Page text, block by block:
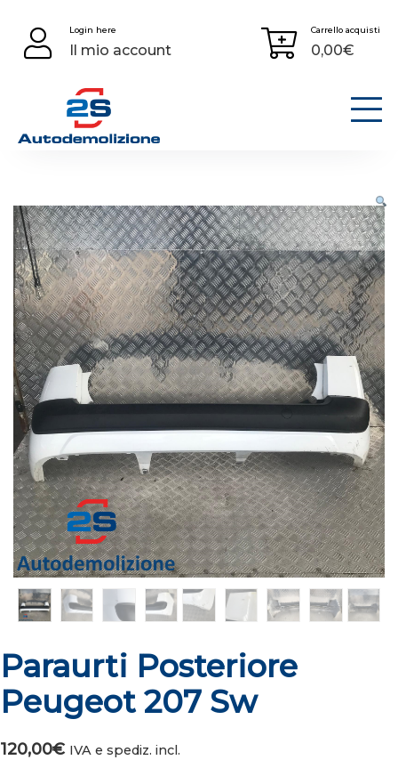
content
Login here
Il mio account
Carrello acquisti
0,00€
Paraurti Posteriore
Peugeot 207 Sw
120,00€ IVA e spediz. incl.